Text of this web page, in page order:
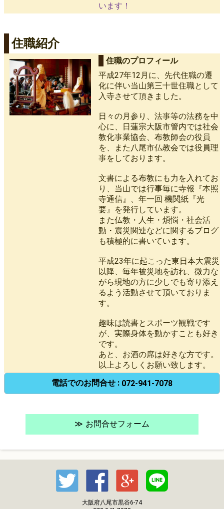
います！
住職紹介
住職のプロフィール
平成27年12月に、先代住職の遷
化に伴い当山第三十世住職として
入寺させて頂きました。
日々の月参り、法事等の法務を中
心に、日蓮宗大阪市管内では社会
教化事業協会、布教師会の役員
を、また八尾市仏教会では役員理
事をしております。
文書による布教にも力を入れてお
り、当山では行事毎に寺報『本照
寺通信』、年一回 機関紙『光
要』を発行しています。
また仏教・人生・煩悩・社会活
動・震災関連などに関するブログ
も積極的に書いています。
平成23年に起こった東日本大震災
以降、毎年被災地を訪れ、微力な
がら現地の方に少しでも寄り添え
るよう活動させて頂いておりま
す。
趣味は読書とスポーツ観戦です
が、実際身体を動かすことも好き
です。
あと、お酒の席は好きな方です。
以上よろしくお願い致します。
電話でのお問合せ : 072-941-7078
お問合せフォーム
大阪府八尾市黒谷6-74